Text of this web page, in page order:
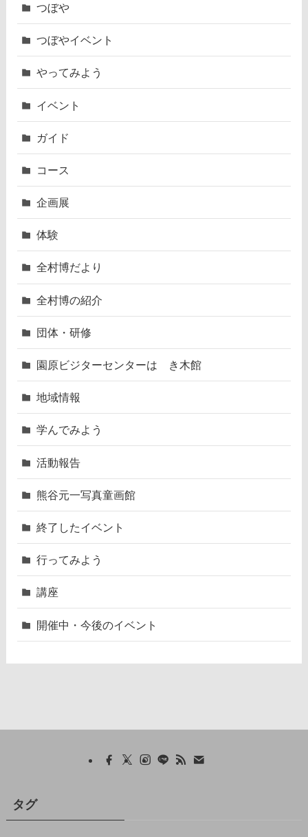
つぼや
つぼやイベント
やってみよう
イベント
ガイド
コース
企画展
体験
全村博だより
全村博の紹介
団体・研修
園原ビジターセンターはゝき木館
地域情報
学んでみよう
活動報告
熊谷元一写真童画館
終了したイベント
行ってみよう
講座
開催中・今後のイベント
タグ